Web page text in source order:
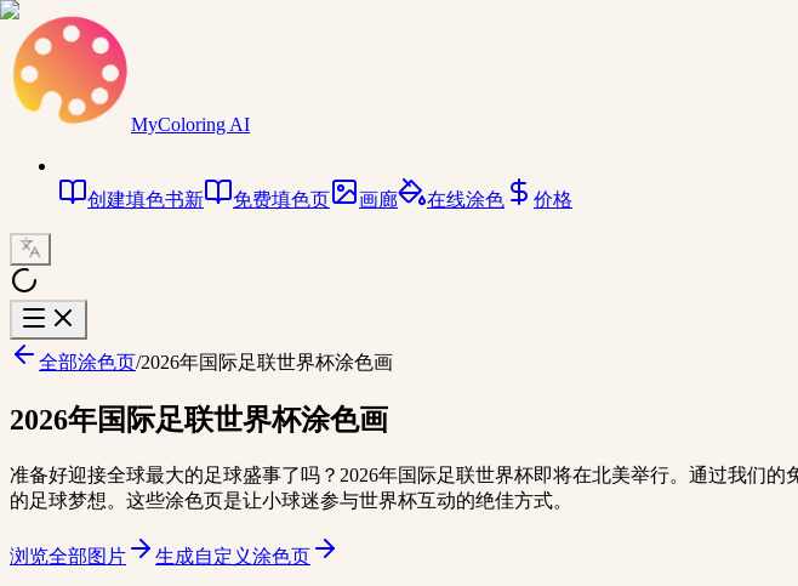
MyColoring AI
创建填色书新 免费填色页 画廊 在线涂色 价格
全部涂色页/2026年国际足联世界杯涂色画
2026年国际足联世界杯涂色画
准备好迎接全球最大的足球盛事了吗？2026年国际足联世界杯即将在北美举行。通过我们
的足球梦想。这些涂色页是让小球迷参与世界杯互动的绝佳方式。
浏览全部图片 生成自定义涂色页